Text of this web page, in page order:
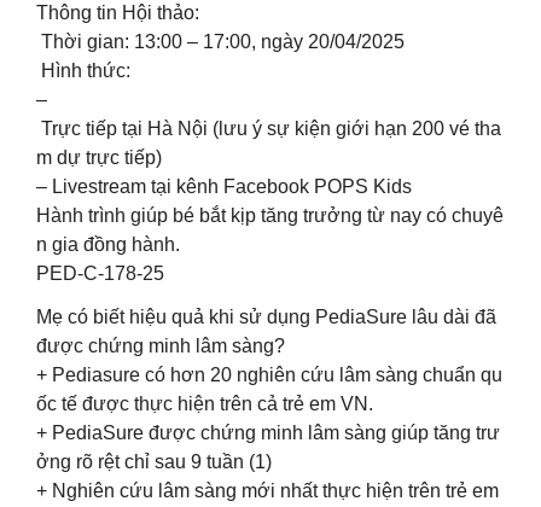
Thông tin Hội thảo:
Thời gian: 13:00 – 17:00, ngày 20/04/2025
Hình thức:
–
Trực tiếp tại Hà Nội (lưu ý sự kiện giới hạn 200 vé tha
m dự trực tiếp)
– Livestream tại kênh Facebook POPS Kids
Hành trình giúp bé bắt kịp tăng trưởng từ nay có chuyê
n gia đồng hành.
PED-C-178-25
Mẹ có biết hiệu quả khi sử dụng PediaSure lâu dài đã
được chứng minh lâm sàng?
+ Pediasure có hơn 20 nghiên cứu lâm sàng chuẩn qu
ốc tế được thực hiện trên cả trẻ em VN.
+ PediaSure được chứng minh lâm sàng giúp tăng trư
ởng rõ rệt chỉ sau 9 tuần (1)
+ Nghiên cứu lâm sàng mới nhất thực hiện trên trẻ em